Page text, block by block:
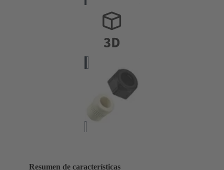
Resumen de características